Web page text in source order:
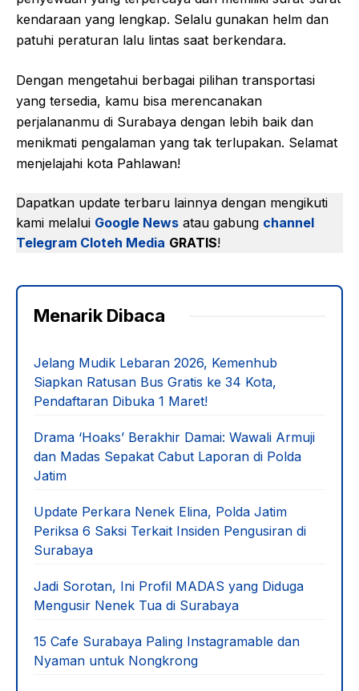
kendaraan yang lengkap. Selalu gunakan helm dan
patuhi peraturan lalu lintas saat berkendara.
Dengan mengetahui berbagai pilihan transportasi
yang tersedia, kamu bisa merencanakan
perjalananmu di Surabaya dengan lebih baik dan
menikmati pengalaman yang tak terlupakan. Selamat
menjelajahi kota Pahlawan!
Dapatkan update terbaru lainnya dengan mengikuti
kami melalui Google News atau gabung channel
Telegram Cloteh Media GRATIS!
Menarik Dibaca
Jelang Mudik Lebaran 2026, Kemenhub
Siapkan Ratusan Bus Gratis ke 34 Kota,
Pendaftaran Dibuka 1 Maret!
Drama ‘Hoaks’ Berakhir Damai: Wawali Armuji
dan Madas Sepakat Cabut Laporan di Polda
Jatim
Update Perkara Nenek Elina, Polda Jatim
Periksa 6 Saksi Terkait Insiden Pengusiran di
Surabaya
Jadi Sorotan, Ini Profil MADAS yang Diduga
Mengusir Nenek Tua di Surabaya
15 Cafe Surabaya Paling Instagramable dan
Nyaman untuk Nongkrong